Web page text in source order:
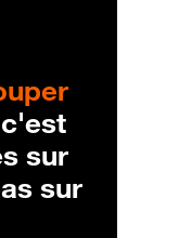
c'est
sur
sur